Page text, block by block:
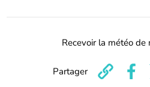
Recevoir la météo de
Partager